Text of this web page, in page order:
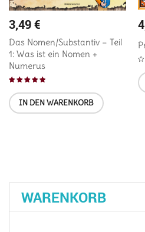
3,49€
Das Nomen/Substantiv – Teil
1: Was ist ein Nomen +
Numerus
5.00 von 5
IN DEN WARENKORB
WARENKORB